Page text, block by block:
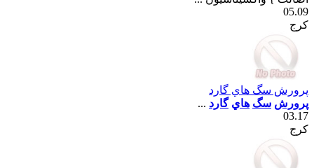
05.09
کرج
پرورش سگ هاي گارد
پرورش سگ هاي گارد ...
03.17
کرج